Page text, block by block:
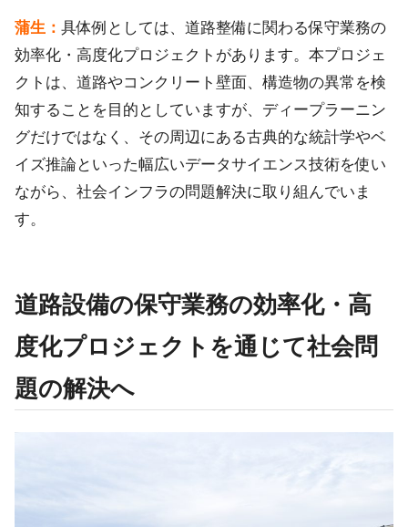
蒲生： 具体例としては、道路整備に関わる保守業務の
効率化・高度化プロジェクトがあります。本プロジェ
クトは、道路やコンクリート壁面、構造物の異常を検
知することを目的としていますが、ディープラーニン
グだけではなく、その周辺にある古典的な統計学やベ
イズ推論といった幅広いデータサイエンス技術を使い
ながら、社会インフラの問題解決に取り組んでいま
す。
道路設備の保守業務の効率化・高
度化プロジェクトを通じて社会問
題の解決へ